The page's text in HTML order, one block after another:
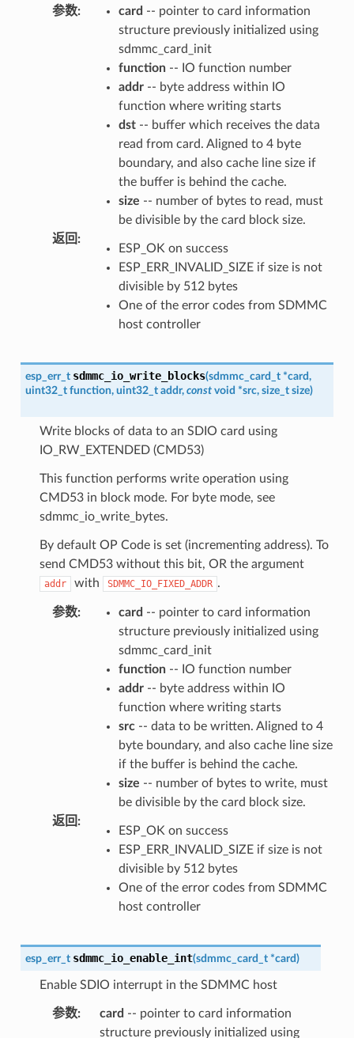
参数: card -- pointer to card information
structure previously initialized using
sdmmc_card_init
function-- IO function number
addr-- byte address within IO
function where writing starts
dst-- buffer which receives the data
read from card. Aligned to 4 byte
boundary, and also cache line size if
the buffer is behind the cache.
size -- number of bytes to read, must
be divisible by the card block size.
返回 :
ESP_OK on success
ESP_ERR_INVALID_SIZE if size is not
divisible by 512 bytes
One of the error codes from SDMMC
host controller
esp_err_t sdmmc_io_write_blocks(sdmmc_card_t *card,
uint32_t function, uint32_t addr, const void *src, size_t size)
Write blocks of data to an SDIO card using
IO_RW_EXTENDED (CMD53)
This function performs write operation using
CMD53 in block mode. For byte mode, see
sdmmc_io_write_bytes.
By default OP Code is set (incrementing address). To
send CMD53 without this bit, OR the argument
addr with SDMMC_IO_FIXED_ADDR .
参数: card -- pointer to card information
structure previously initialized using
sdmmc_card_init
function-- IO function number
addr-- byte address within IO
function where writing starts
src-- data to be written. Aligned to 4
byte boundary, and also cache line size
if the buffer is behind the cache.
size -- number of bytes to write, must
be divisible by the card block size.
返回 :
ESP_OK on success
ESP_ERR_INVALID_SIZE if size is not
divisible by 512 bytes
One of the error codes from SDMMC
host controller
esp_err_t sdmmc_io_enable_int(sdmmc_card_t *card)
Enable SDIO interrupt in the SDMMC host
参数: card -- pointer to card information
structure previously initialized using